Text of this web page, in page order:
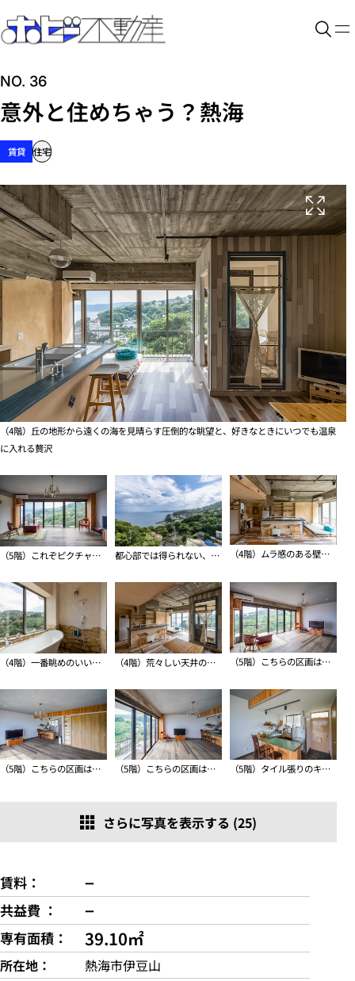
NO. 36
意外と住めちゃう？熱海
賃貸 住宅
（4階）丘の地形から遠くの海を見晴らす圧倒的な眺望と、好きなときにいつでも温泉
に入れる贅沢
（5階）これぞピクチャーウィンドウ 都心部では得られない、圧倒的に気持ちがいい眺め （4階）ムラ感のある壁がどこかメキシコっぽい4階の区画
（4階）一番眺めのいい場所にバスルームを持ってきました （4階）荒々しい天井のテクスチャーと柔らかな印象の壁面がいいバランス （5階）こちらの区画は眺めのいい場所はリビングにしました
（5階）こちらの区画は眺めのいい場所はリビングにしました （5階）こちらの区画は眺めのいい場所はリビングにしました （5階）タイル張りのキッチンまわりは女性らしさも感じられます
さらに写真を表示する (25)
賃料 −
共益費 −
専有面積 39.10㎡
所在地 熱海市伊豆山